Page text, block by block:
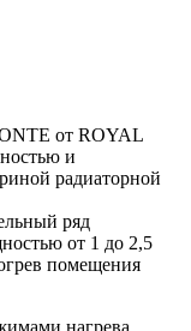
от ROYAL
и
радиаторной
ряд
от 1 до 2,5
помещения
нагрева